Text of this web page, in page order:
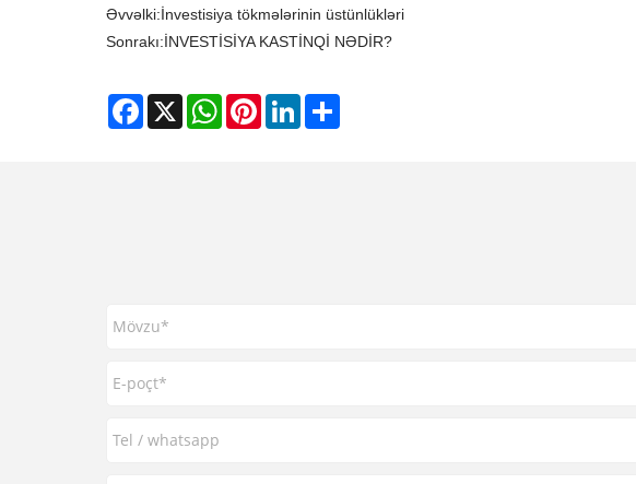
Əvvəlki:İnvestisiya tökmələrinin üstünlükləri
Sonrakı:İNVESTİSİYA KASTİNQİ NƏDİR?
Facebook
X WhatsAppPinterestLinkedIn